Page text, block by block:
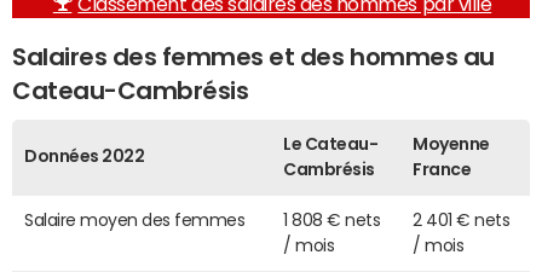
Salaires des femmes et des hommes au
Cateau-Cambrésis
Données 2022
Le Cateau-
Cambrésis
Moyenne
France
Salaire moyen des femmes
1 808 € nets
/ mois
2 401 € nets
/ mois